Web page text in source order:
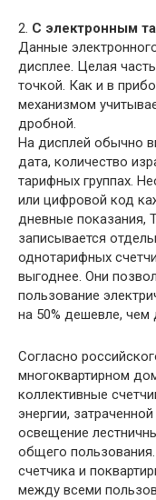
2. С электронным
Данные
дисплее. Целая
точкой. Как и в
механизмом
дробной.
На дисплей обычно
дата, количество
тарифных группах.
или цифровой код
дневные показания,
записывается
однотарифных
выгоднее. Они
пользование
на 50% дешевле, чем
Согласно
многоквартирном
коллективные
энергии,
освещение
общего
счетчика и
между всеми